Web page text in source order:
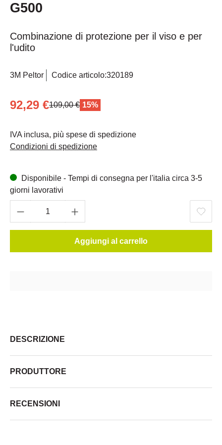
G500
Combinazione di protezione per il viso e per
l'udito
3M Peltor Codice articolo:320189
92,29 €109,00 € 15%
IVA inclusa, più spese di spedizione
Condizioni di spedizione
Disponibile - Tempi di consegna per l'italia circa 3-5
giorni lavorativi
Aggiungi al carrello
DESCRIZIONE
PRODUTTORE
RECENSIONI